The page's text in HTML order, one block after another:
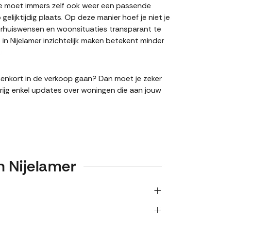
immers zelf ook weer een passende
plaats. Op deze manier hoef je niet je
en woonsituaties transparant te
Nijelamer inzichtelijk maken betekent minder
in de verkoop gaan? Dan moet je zeker
enkel updates over woningen die aan jouw
Nijelamer